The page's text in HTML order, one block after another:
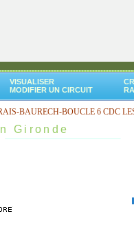
VISUALISER
MODIFIER UN CIRCUIT
BAURECH-BOUCLE 6 CDC
Gironde